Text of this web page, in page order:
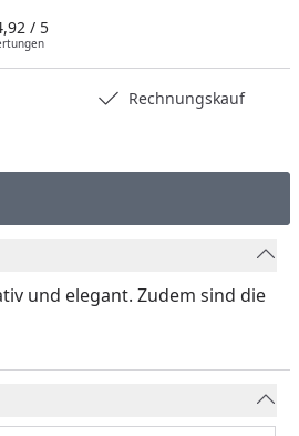
/ 5
Rechnungskauf
und elegant. Zudem sind die